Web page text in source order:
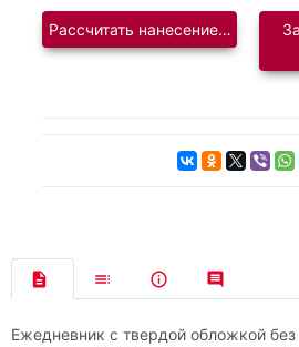
Рассчитать нанесение логотипа
Ежедневник с твердой обложкой